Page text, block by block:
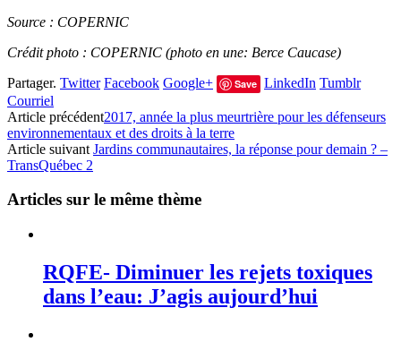
Source : COPERNIC
Crédit photo : COPERNIC (photo en une: Berce Caucase)
Partager. Twitter Facebook Google+ Save LinkedIn Tumblr
Courriel
Article précédent2017, année la plus meurtrière pour les défenseurs
environnementaux et des droits à la terre
Article suivant Jardins communautaires, la réponse pour demain ? –
TransQuébec 2
Articles sur le même thème
RQFE- Diminuer les rejets toxiques
dans l’eau: J’agis aujourd’hui